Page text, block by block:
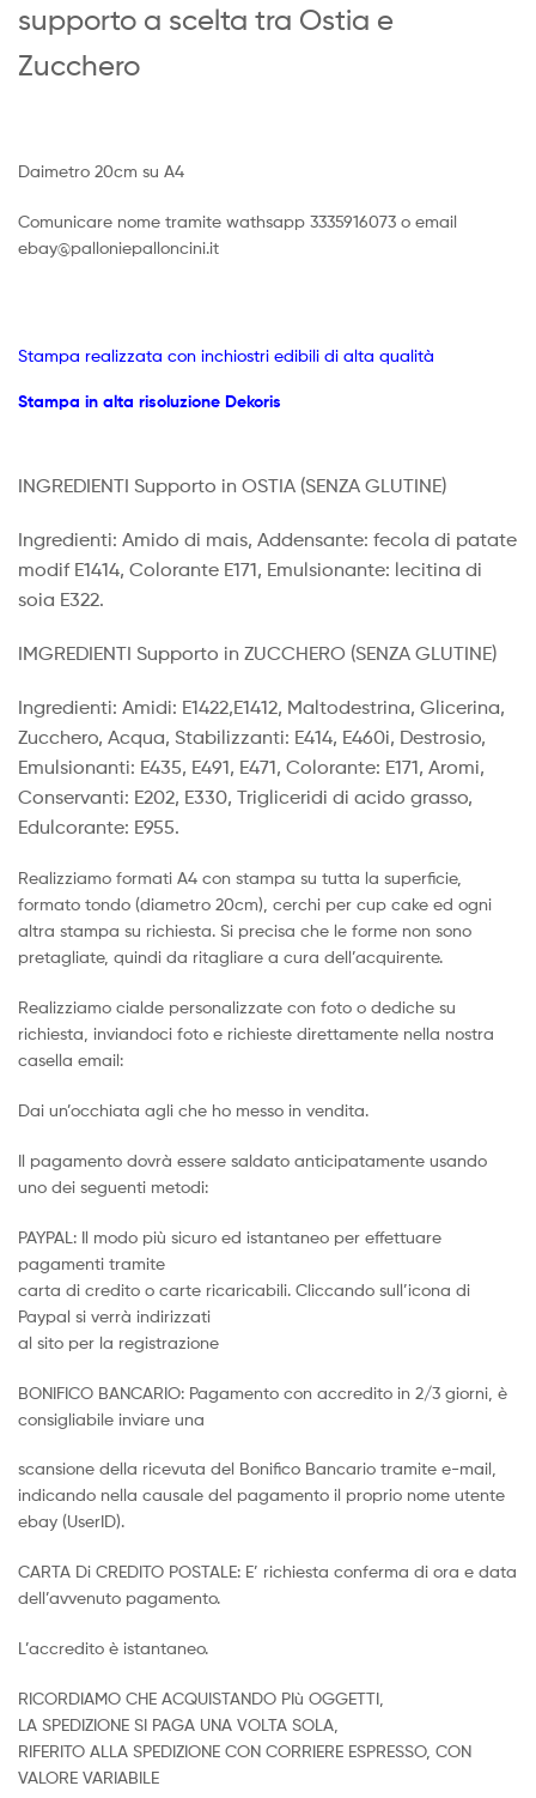
supporto a scelta tra Ostia e
Zucchero
Daimetro 20cm su A4
Comunicare nome tramite wathsapp 3335916073 o email
ebay@palloniepalloncini.it
Stampa realizzata con inchiostri edibili di alta qualità
Stampa in alta risoluzione Dekoris
INGREDIENTI Supporto in OSTIA (SENZA GLUTINE)
Ingredienti: Amido di mais, Addensante: fecola di patate
modif E1414, Colorante E171, Emulsionante: lecitina di
soia E322.
IMGREDIENTI Supporto in ZUCCHERO (SENZA GLUTINE)
Ingredienti: Amidi: E1422,E1412, Maltodestrina, Glicerina,
Zucchero, Acqua, Stabilizzanti: E414, E460i, Destrosio,
Emulsionanti: E435, E491, E471, Colorante: E171, Aromi,
Conservanti: E202, E330, Trigliceridi di acido grasso,
Edulcorante: E955.
Realizziamo formati A4 con stampa su tutta la superficie,
formato tondo (diametro 20cm), cerchi per cup cake ed ogni
altra stampa su richiesta. Si precisa che le forme non sono
pretagliate, quindi da ritagliare a cura dell’acquirente.
Realizziamo cialde personalizzate con foto o dediche su
richiesta, inviandoci foto e richieste direttamente nella nostra
casella email:
Dai un’occhiata agli che ho messo in vendita.
Il pagamento dovrà essere saldato anticipatamente usando
uno dei seguenti metodi:
PAYPAL: Il modo più sicuro ed istantaneo per effettuare
pagamenti tramite
carta di credito o carte ricaricabili. Cliccando sull’icona di
Paypal si verrà indirizzati
al sito per la registrazione
BONIFICO BANCARIO: Pagamento con accredito in 2/3 giorni, è
consigliabile inviare una
scansione della ricevuta del Bonifico Bancario tramite e-mail,
indicando nella causale del pagamento il proprio nome utente
ebay (UserID).
CARTA Di CREDITO POSTALE: E’ richiesta conferma di ora e data
dell’avvenuto pagamento.
L’accredito è istantaneo.
RICORDIAMO CHE ACQUISTANDO PIù OGGETTI,
LA SPEDIZIONE SI PAGA UNA VOLTA SOLA,
RIFERITO ALLA SPEDIZIONE CON CORRIERE ESPRESSO, CON
VALORE VARIABILE